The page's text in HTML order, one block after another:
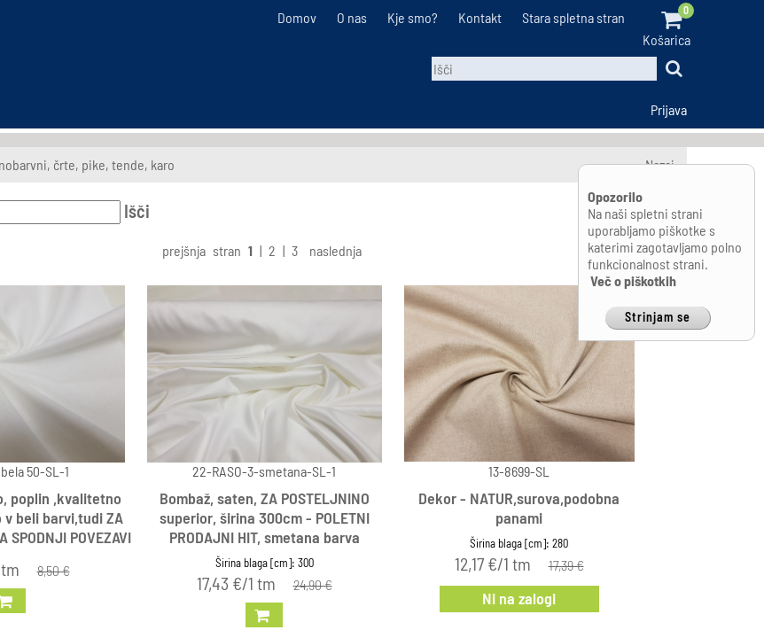
Opozorilo
Na naši spletni strani
uporabljamo piškotke s
katerimi zagotavljamo polno
funkcionalnost strani.
Več o piškotkih
Strinjam se
Košarica
0
Domov O nas Kje smo? Kontakt Stara spletna stran
Prijava
črte, pike, tende, karo Nazaj
Išči
prejšnja stran 1 | 2 | 3 naslednja
50-SL-1
poplin ,kvalitetno
beli barvi,tudi ZA
SPODNJI POVEZAVI
8,50 €
22-RASO-3-smetana-SL-1
Bombaž, saten, ZA POSTELJNINO
superior, širina 300cm - POLETNI
PRODAJNI HIT, smetana barva
Širina blaga [cm]: 300
17,43 €/1 tm 24,90 €
13-8699-SL
Dekor - NATUR,surova,podobna
panami
Širina blaga [cm]: 280
12,17 €/1 tm 17,39 €
Ni na zalogi